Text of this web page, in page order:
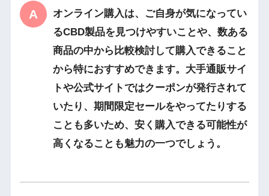
オンライン購入は、ご自身が気になってい
るCBD製品を見つけやすいことや、数ある
商品の中から比較検討して購入できること
から特におすすめできます。大手通販サイ
トや公式サイトではクーポンが発行されて
いたり、期間限定セールをやってたりする
ことも多いため、安く購入できる可能性が
高くなることも魅力の一つでしょう。